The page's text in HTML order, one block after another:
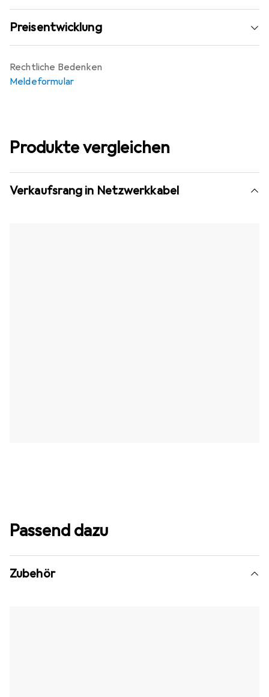
Preisentwicklung
Rechtliche Bedenken
Meldeformular
Produkte vergleichen
Verkaufsrang in Netzwerkkabel
Passend dazu
Zubehör